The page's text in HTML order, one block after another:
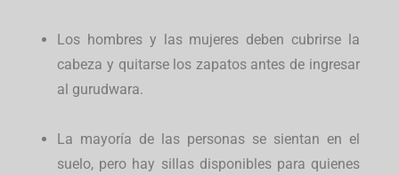
Los hombres y las mujeres deben cubrirse la
cabeza y quitarse los zapatos antes de ingresar
al gurudwara.
La mayoría de las personas se sientan en el
suelo, pero hay sillas disponibles para quienes